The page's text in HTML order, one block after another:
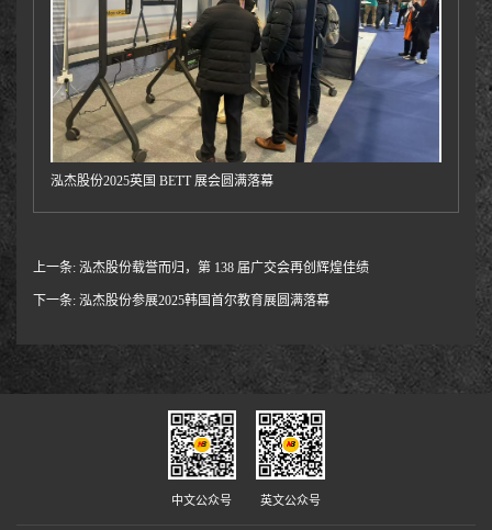
泓杰股份2025英国 BETT 展会圆满落幕
上一条: 泓杰股份载誉而归，第 138 届广交会再创辉煌佳绩
下一条: 泓杰股份参展2025韩国首尔教育展圆满落幕
中文公众号 英文公众号